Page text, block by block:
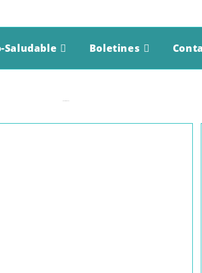
Saludable Boletines